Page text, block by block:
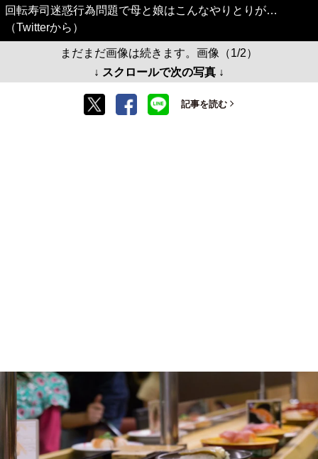
回転寿司迷惑行為問題で母と娘はこんなやりとりが…
（Twitterから）
まだまだ画像は続きます。画像（1/2）
↓ スクロールで次の写真 ↓
記事を読む